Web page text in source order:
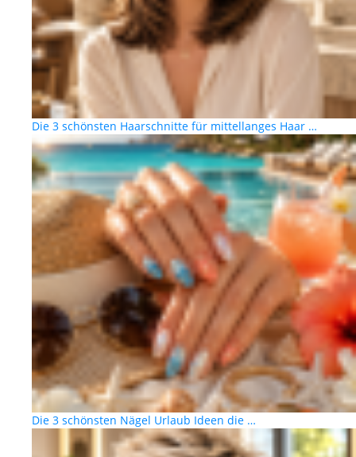
Die 3 schönsten Haarschnitte für mittellanges Haar …
Die 3 schönsten Nägel Urlaub Ideen die …